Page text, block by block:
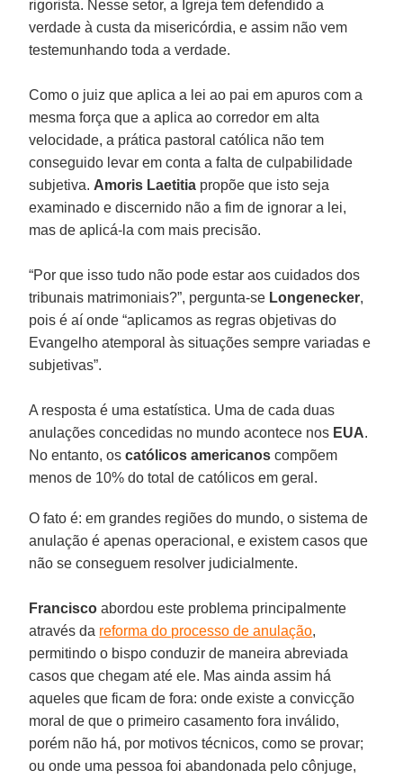
rigorista. Nesse setor, a Igreja tem defendido a
verdade à custa da misericórdia, e assim não vem
testemunhando toda a verdade.
Como o juiz que aplica a lei ao pai em apuros com a
mesma força que a aplica ao corredor em alta
velocidade, a prática pastoral católica não tem
conseguido levar em conta a falta de culpabilidade
subjetiva. Amoris Laetitia propõe que isto seja
examinado e discernido não a fim de ignorar a lei,
mas de aplicá-la com mais precisão.
“Por que isso tudo não pode estar aos cuidados dos
tribunais matrimoniais?”, pergunta-se Longenecker,
pois é aí onde “aplicamos as regras objetivas do
Evangelho atemporal às situações sempre variadas e
subjetivas”.
A resposta é uma estatística. Uma de cada duas
anulações concedidas no mundo acontece nos EUA.
No entanto, oscatólicos americanos compõem
menos de 10% do total de católicos em geral.
O fato é: em grandes regiões do mundo, o sistema de
anulação é apenas operacional, e existem casos que
não se conseguem resolver judicialmente.
Francisco abordou este problema principalmente
através da reforma do processo de anulação,
permitindo o bispo conduzir de maneira abreviada
casos que chegam até ele. Mas ainda assim há
aqueles que ficam de fora: onde existe a convicção
moral de que o primeiro casamento fora inválido,
porém não há, por motivos técnicos, como se provar;
ou onde uma pessoa foi abandonada pelo cônjuge,